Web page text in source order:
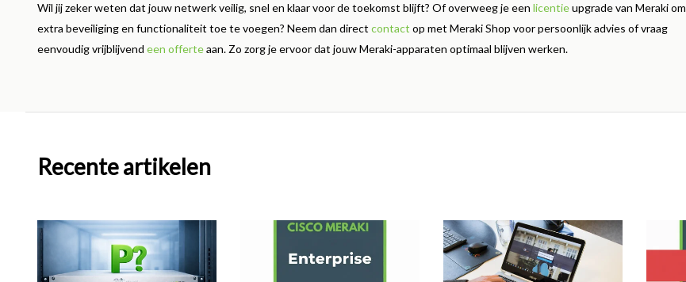
Wil jij zeker weten dat jouw netwerk veilig, snel en klaar voor de toekomst blijft? Of overweeg je een licentieupgrade van Meraki om
extra beveiliging en functionaliteit toe te voegen? Neem dan direct contact op met Meraki Shop voor persoonlijk advies of vraag
eenvoudig vrijblijvend een offerteaan. Zo zorg je ervoor dat jouw Meraki-apparaten optimaal blijven werken.
Recente artikelen